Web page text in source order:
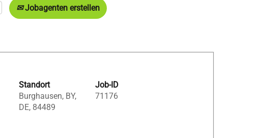
Jobagenten erstellen
Standort
Burghausen, BY,
DE, 84489
Job-ID
71176